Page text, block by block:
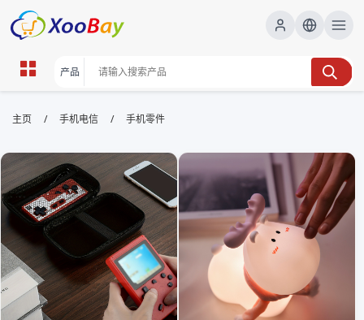
手机零件 | XOOBAY B2B/B2C
手机零件,手机配件,手机维修零件,零件采购,手机配件库,
wholesale 手机零件, XOOBAY
提供全系列手机零件，高品质库存与快速发货
主页 / 手机电信 / 手机零件